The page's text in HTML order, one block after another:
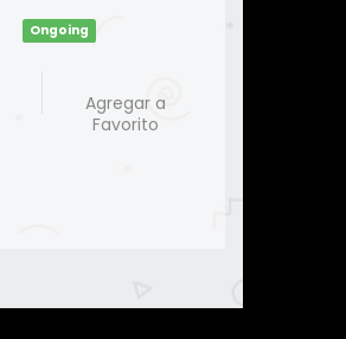
Ongoing
Agregar a
Favorito